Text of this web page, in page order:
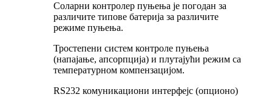
Соларни контролер пуњења је погодан за
различите типове батерија за различите
режиме пуњења.
Тростепени систем контроле пуњења
(напајање, апсорпција) и плутајући режим са
температурном компензацијом.
RS232 комуникациони интерфејс (опционо)